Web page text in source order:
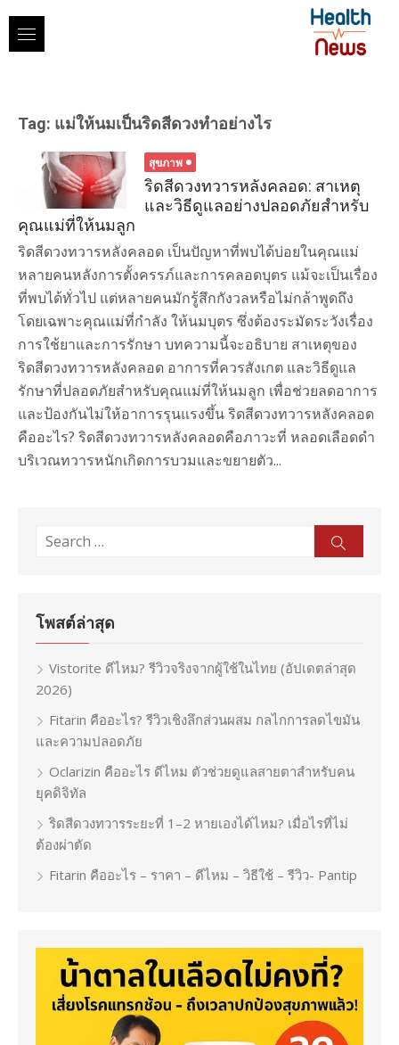
content
Tag: แม่ให้นมเป็นริดสีดวงทำอย่างไร
สุขภาพ
ริดสีดวงทวารหลังคลอด: สาเหตุ
และวิธีดูแลอย่างปลอดภัยสำหรับ
คุณแม่ที่ให้นมลูก
ริดสีดวงทวารหลังคลอด เป็นปัญหาที่พบได้บ่อยในคุณแม่
หลายคนหลังการตั้งครรภ์และการคลอดบุตร แม้จะเป็นเรื่อง
ที่พบได้ทั่วไป แต่หลายคนมักรู้สึกกังวลหรือไม่กล้าพูดถึง
โดยเฉพาะคุณแม่ที่กำลัง ให้นมบุตร ซึ่งต้องระมัดระวังเรื่อง
การใช้ยาและการรักษา บทความนี้จะอธิบาย สาเหตุของ
ริดสีดวงทวารหลังคลอด อาการที่ควรสังเกต และวิธีดูแล
รักษาที่ปลอดภัยสำหรับคุณแม่ที่ให้นมลูก เพื่อช่วยลดอาการ
และป้องกันไม่ให้อาการรุนแรงขึ้น ริดสีดวงทวารหลังคลอด
คืออะไร? ริดสีดวงทวารหลังคลอดคือภาวะที่ หลอดเลือดดำ
บริเวณทวารหนักเกิดการบวมและขยายตัว...
Search
โพสต์ล่าสุด
Vistorite ดีไหม? รีวิวจริงจากผู้ใช้ในไทย (อัปเดตล่าสุด
2026)
Fitarin คืออะไร? รีวิวเชิงลึกส่วนผสม กลไกการลดไขมัน
และความปลอดภัย
Oclarizin คืออะไร ดีไหม ตัวช่วยดูแลสายตาสำหรับคน
ยุคดิจิทัล
ริดสีดวงทวารระยะที่ 1–2 หายเองได้ไหม? เมื่อไรที่ไม่
ต้องผ่าตัด
Fitarin คืออะไร – ราคา – ดีไหม – วิธีใช้ – รีวิว- Pantip